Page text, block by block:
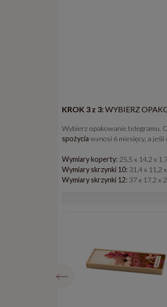
KROK 3 z 3:WYBIERZ
Wybierz opakowanie telegramu.
spożycia wynosi 6 miesięcy, a
Wymiary koperty: 25,5 x 14,2 x
Wymiary skrzynki 10: 31,4 x 11,2
Wymiary skrzynki 12: 37 x 17,2 x